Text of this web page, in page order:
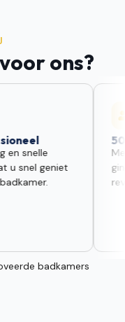
ons?
500+
Meer dan 500
gingen u voor.
reviews op
badkamers